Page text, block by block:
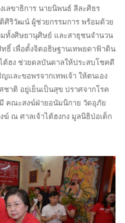
เลขาธิการ นายนิพนธ์ ลีละศิธร
ศิริวัฒน์ ผู้ช่วยกรรมการ พร้อมด้วย
ทั้งศิษยานุศิษย์ และสาธุชนจำนวน
ธิ์ เพื่อตั้งจิตอธิษฐานเทพยดาฟ้าดิน
ต้ฮง ช่วยดลบันดาลให้ประสบโชคดี
และขอพรจากเทพเจ้า ให้ตนเอง
ชาติ อยู่เย็นเป็นสุข ปราศจากโรค
คณะสงฆ์ฝ่ายอนัมนิกาย วัดอุภัย
ฆ์ ณ ศาลเจ้าไต้ฮงกง มูลนิธิป่อเต็ก